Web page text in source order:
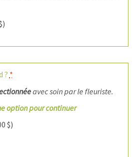
)
? *
avec soin par le fleuriste.
option pour continuer
$)